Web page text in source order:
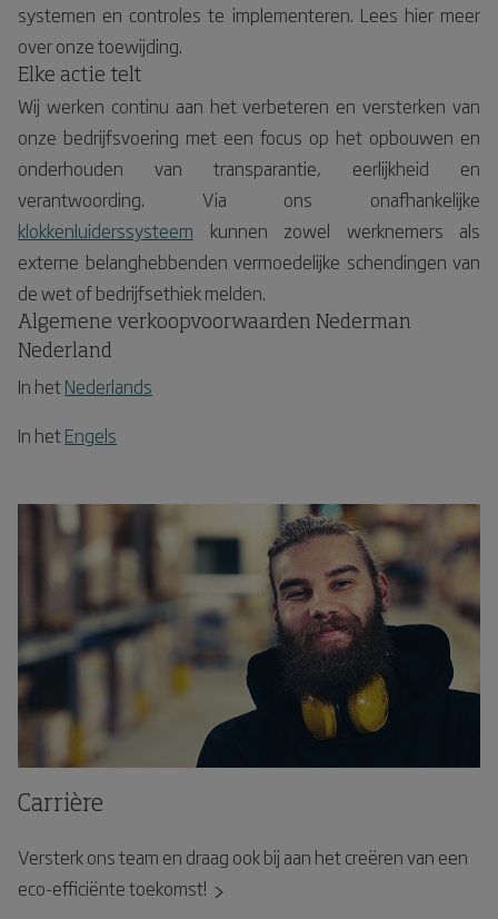
systemen en controles te implementeren. Lees hier meer
over onze toewijding.
Elke actie telt
Wij werken continu aan het verbeteren en versterken van
onze bedrijfsvoering met een focus op het opbouwen en
onderhouden van transparantie, eerlijkheid en
verantwoording. Via ons onafhankelijke
klokkenluiderssysteem kunnen zowel werknemers als
externe belanghebbenden vermoedelijke schendingen van
de wet of bedrijfsethiek melden.
Algemene verkoopvoorwaarden Nederman
Nederland
In hetNederlands
In hetEngels
Carrière
Versterk ons team en draag ook bij aan het creëren van een
eco-efficiënte toekomst!